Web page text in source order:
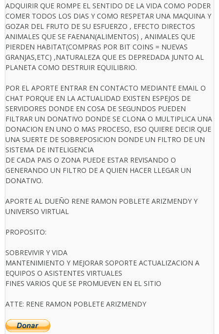
ADQUIRIR QUE ROMPE EL SENTIDO DE LA VIDA COMO PODER
COMER TODOS LOS DIAS Y COMO RESPETAR UNA MAQUINA Y
GOZAR DEL FRUTO DE SU ESFUERZO , EFECTO DIRECTOS
ANIMALES QUE SE FAENAN(ALIMENTOS) , ANIMALES QUE
PIERDEN HABITAT(COMPRAS POR BIT COINS = NUEVAS
GRANJAS,ETC) ,NATURALEZA QUE ES DEPREDADA JUNTO AL
PLANETA COMO DESTRUIR EQUILIBRIO.
POR EL APORTE ENTRAR EN CONTACTO MEDIANTE EMAIL O
CHAT PORQUE EN LA ACTUALIDAD EXISTEN ESPEJOS DE
SERVIDORES DONDE EN COSA DE SEGUNDOS PUEDEN
FILTRAR UN DONATIVO DONDE SE CLONA O MULTIPLICA UNA
DONACION EN UNO O MAS PROCESO, ESO QUIERE DECIR QUE
UNA SUERTE DE SOBREPOSICION DONDE UN FILTRO DE UN
SISTEMA DE INTELIGENCIA
DE CADA PAIS O ZONA PUEDE ESTAR REVISANDO O
GENERANDO UN FILTRO DE A QUIEN HACER LLEGAR UN
DONATIVO.
APORTE AL DUEÑO RENE RAMON POBLETE ARIZMENDY Y
UNIVERSO VIRTUAL
PROPOSITO:
SOBREVIVIR Y VIDA
MANTENIMIENTO Y MEJORAR SOPORTE ACTUALIZACION A
EQUIPOS O ASISTENTES VIRTUALES
FINES VARIOS QUE SE PROMUEVEN EN EL SITIO
ATTE: RENE RAMON POBLETE ARIZMENDY